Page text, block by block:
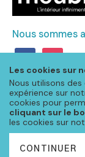
Les cookies sur
Nous utilisons
expérience sur
cookies pour
cliquant sur le
les cookies sur
CONTINUER
Nous sommes
facebookinstagram